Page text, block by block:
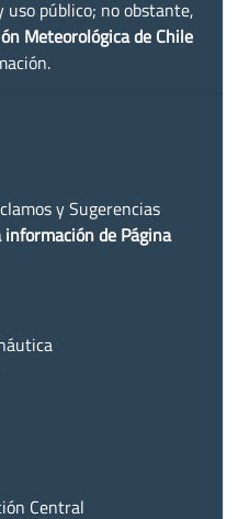
uso público; no obstante,
Meteorológica de Chile
y Sugerencias
de Página
Central